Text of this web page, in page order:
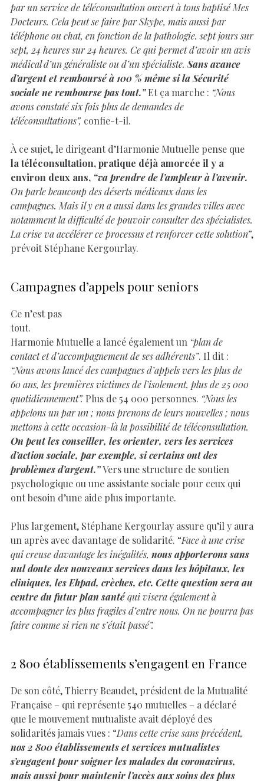
par un service de téléconsultation ouvert à tous baptisé Mes
Docteurs. Cela peut se faire par Skype, mais aussi par
téléphone ou chat, en fonction de la pathologie. sept jours sur
sept, 24 heures sur 24 heures. Ce qui permet d’avoir un avis
médical d’un généraliste ou d’un spécialiste. Sans avance
d’argent et remboursé à 100 % même si la Sécurité
sociale ne rembourse pas tout.”Et ça marche : “Nous
avons constaté six fois plus de demandes de
téléconsultations”, confie-t-il.
À ce sujet, le dirigeant d’Harmonie Mutuelle pense que
la téléconsultation, pratique déjà amorcée il y a
environ deux ans, “va prendre de l’ampleur à l’avenir.
On parle beaucoup des déserts médicaux dans les
campagnes. Mais il y en a aussi dans les grandes villes avec
notamment la difficulté de pouvoir consulter des spécialistes.
La crise va accélérer ce processus et renforcer cette solution”,
prévoit Stéphane Kergourlay.
Campagnes d’appels pour seniors
Ce n’est pas
tout.
Harmonie Mutuelle a lancé également un “plan de
contact et d’accompagnement de ses adhérents”. Il dit :
“Nous avons lancé des campagnes d’appels vers les plus de
60 ans, les premières victimes de l’isolement, plus de 25 000
quotidiennement”. Plus de 54 000 personnes. “Nous les
appelons un par un ; nous prenons de leurs nouvelles ; nous
mettons à cette occasion-là la possibilité de téléconsultation.
On peut les conseiller, les orienter, vers les services
d’action sociale, par exemple, si certains ont des
problèmes d’argent.”Vers une structure de soutien
psychologique ou une assistante sociale pour ceux qui
ont besoin d’une aide plus importante.
Plus largement, Stéphane Kergourlay assure qu’il y aura
un après avec davantage de solidarité. “Face à une crise
qui creuse davantage les inégalités, nous apporterons sans
nul doute des nouveaux services dans les hôpitaux, les
cliniques, les Ehpad, crèches, etc. Cette question sera au
centre du futur plan santéqui visera également à
accompagner les plus fragiles d’entre nous. On ne pourra pas
faire comme si rien ne s’était passé”.
2 800 établissements s’engagent en France
De son côté, Thierry Beaudet, président de la Mutualité
Française – qui représente 540 mutuelles – a déclaré
que le mouvement mutualiste avait déployé des
solidarités jamais vues : “Dans cette crise sans précédent,
nos 2 800 établissements et services mutualistes
s’engagent pour soigner les malades du coronavirus,
mais aussi pour maintenir l’accès aux soins des plus